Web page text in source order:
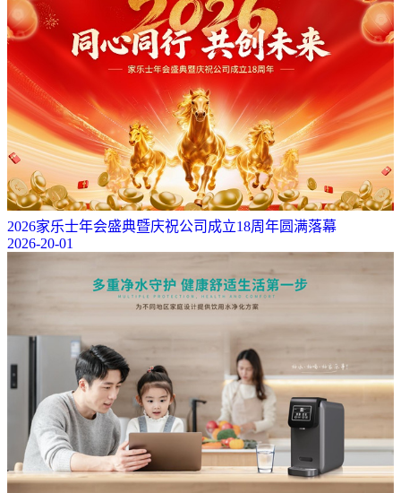
2026家乐士年会盛典暨庆祝公司成立18周年圆满落幕
2026-20-01